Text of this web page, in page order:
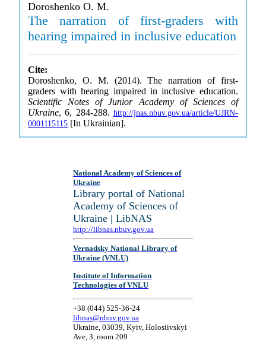
Doroshenko O. M.
The narration of first-graders with
hearing impaired in inclusive education
Cite:
Doroshenko, O. M. (2014). The narration of first-
graders with hearing impaired in inclusive education.
Scientific Notes of Junior Academy of Sciences of
Ukraine, 6, 284-288. http://jnas.nbuv.gov.ua/article/UJRN-
0001115115 [In Ukrainian].
National Academy of Sciences of
Ukraine
Library portal of National
Academy of Sciences of
Ukraine | LibNAS
http://libnas.nbuv.gov.ua
Vernadsky National Library of
Ukraine (VNLU)
Institute of Information
Technologies of VNLU
+38 (044) 525-36-24
libnas@nbuv.gov.ua
Ukraine, 03039, Kyiv, Holosiivskyi
Ave, 3, room 209